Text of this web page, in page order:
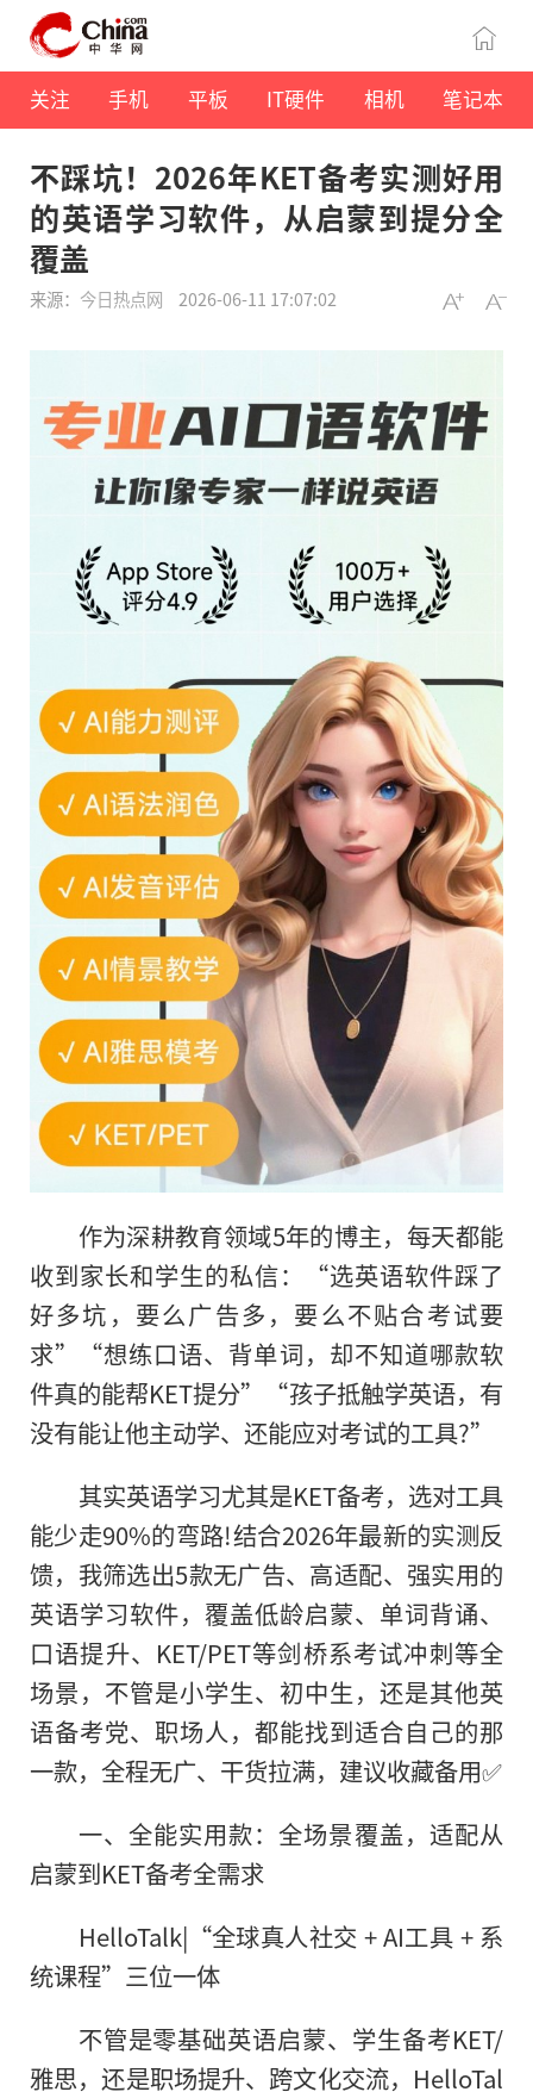
关注 手机 平板 IT硬件 相机 笔记本
不踩坑！2026年KET备考实测好用
的英语学习软件，从启蒙到提分全
覆盖
来源： 今日热点网 2026-06-11 17:07:02
作为深耕教育领域5年的博主，每天都能
收到家长和学生的私信：“选英语软件踩了
好多坑，要么广告多，要么不贴合考试要
求”“想练口语、背单词，却不知道哪款软
件真的能帮KET提分”“孩子抵触学英语，有
没有能让他主动学、还能应对考试的工具?”
其实英语学习尤其是KET备考，选对工具
能少走90%的弯路!结合2026年最新的实测反
馈，我筛选出5款无广告、高适配、强实用的
英语学习软件，覆盖低龄启蒙、单词背诵、
口语提升、KET/PET等剑桥系考试冲刺等全
场景，不管是小学生、初中生，还是其他英
语备考党、职场人，都能找到适合自己的那
一款，全程无广、干货拉满，建议收藏备用✅
一、全能实用款：全场景覆盖，适配从
启蒙到KET备考全需求
HelloTalk|“全球真人社交 + AI工具 + 系
统课程”三位一体
不管是零基础英语启蒙、学生备考KET/
雅思，还是职场提升、跨文化交流，HelloTal